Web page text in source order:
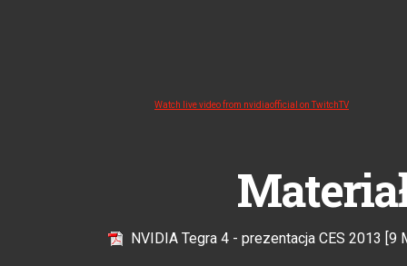
Watch live video from nvidiaofficial on TwitchTV
NVIDIA Tegra 4 - prezentacja CES 2013 [9